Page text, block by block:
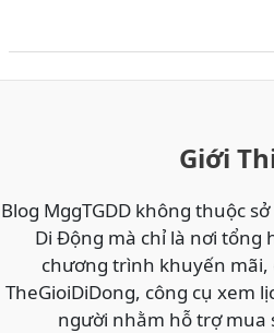
THANH
TOÁN
QUA
VNPAY
Giới
Blog MggTGDD không thuộc
Di Động mà chỉ là nơi tổng
chương trình khuyến mãi,
TheGioiDiDong, công cụ xem
người nhằm hỗ trợ mua